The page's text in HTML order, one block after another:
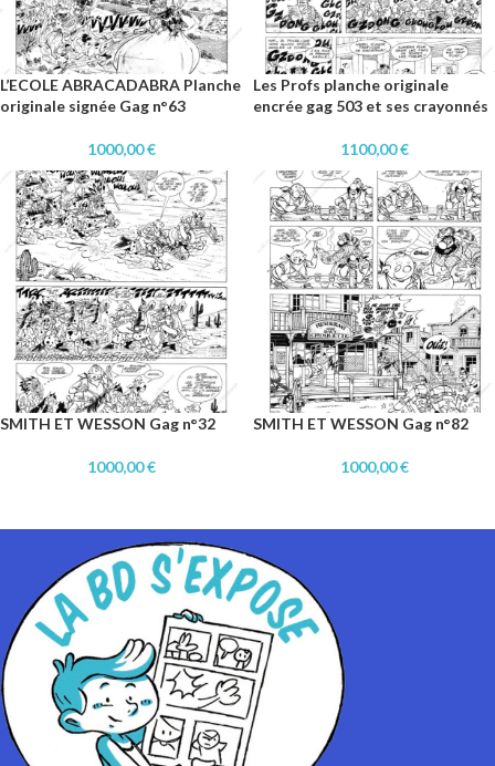
L’ECOLE ABRACADABRA Planche
originale signée Gag n°63
1000,00€
Les Profs planche originale
encrée gag 503 et ses crayonnés
1100,00€
SMITH ET WESSON Gag n°32
1000,00€
SMITH ET WESSON Gag n°82
1000,00€